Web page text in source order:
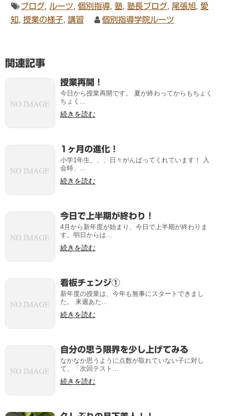
ブログ ルーツ ,個別指導 ,塾 ,塾長ブログ 尾張旭
愛
知
授業の様子, 講習 個別指導学院ルーツ
関連記事
授業再開！
今日から授業再開です。 夏が終わってからもちょく
ちょく...
続きを読む
1ヶ月の進化！
小学1年生、、、日々がんばってくれています！ 入
会時、...
続きを読む
今日で上半期が終わり！
4月から新年度が始まり、今日で上半期が終わりま
す。明日からは...
続きを読む
看板チェンジ①
新年度の授業は、今年も無事にスタートできまし
た。 来週あた...
続きを読む
自分の思う限界を少し上げてみる
なかなか思うように点数が取れていない子に対し
て、「次回テスト...
続きを読む